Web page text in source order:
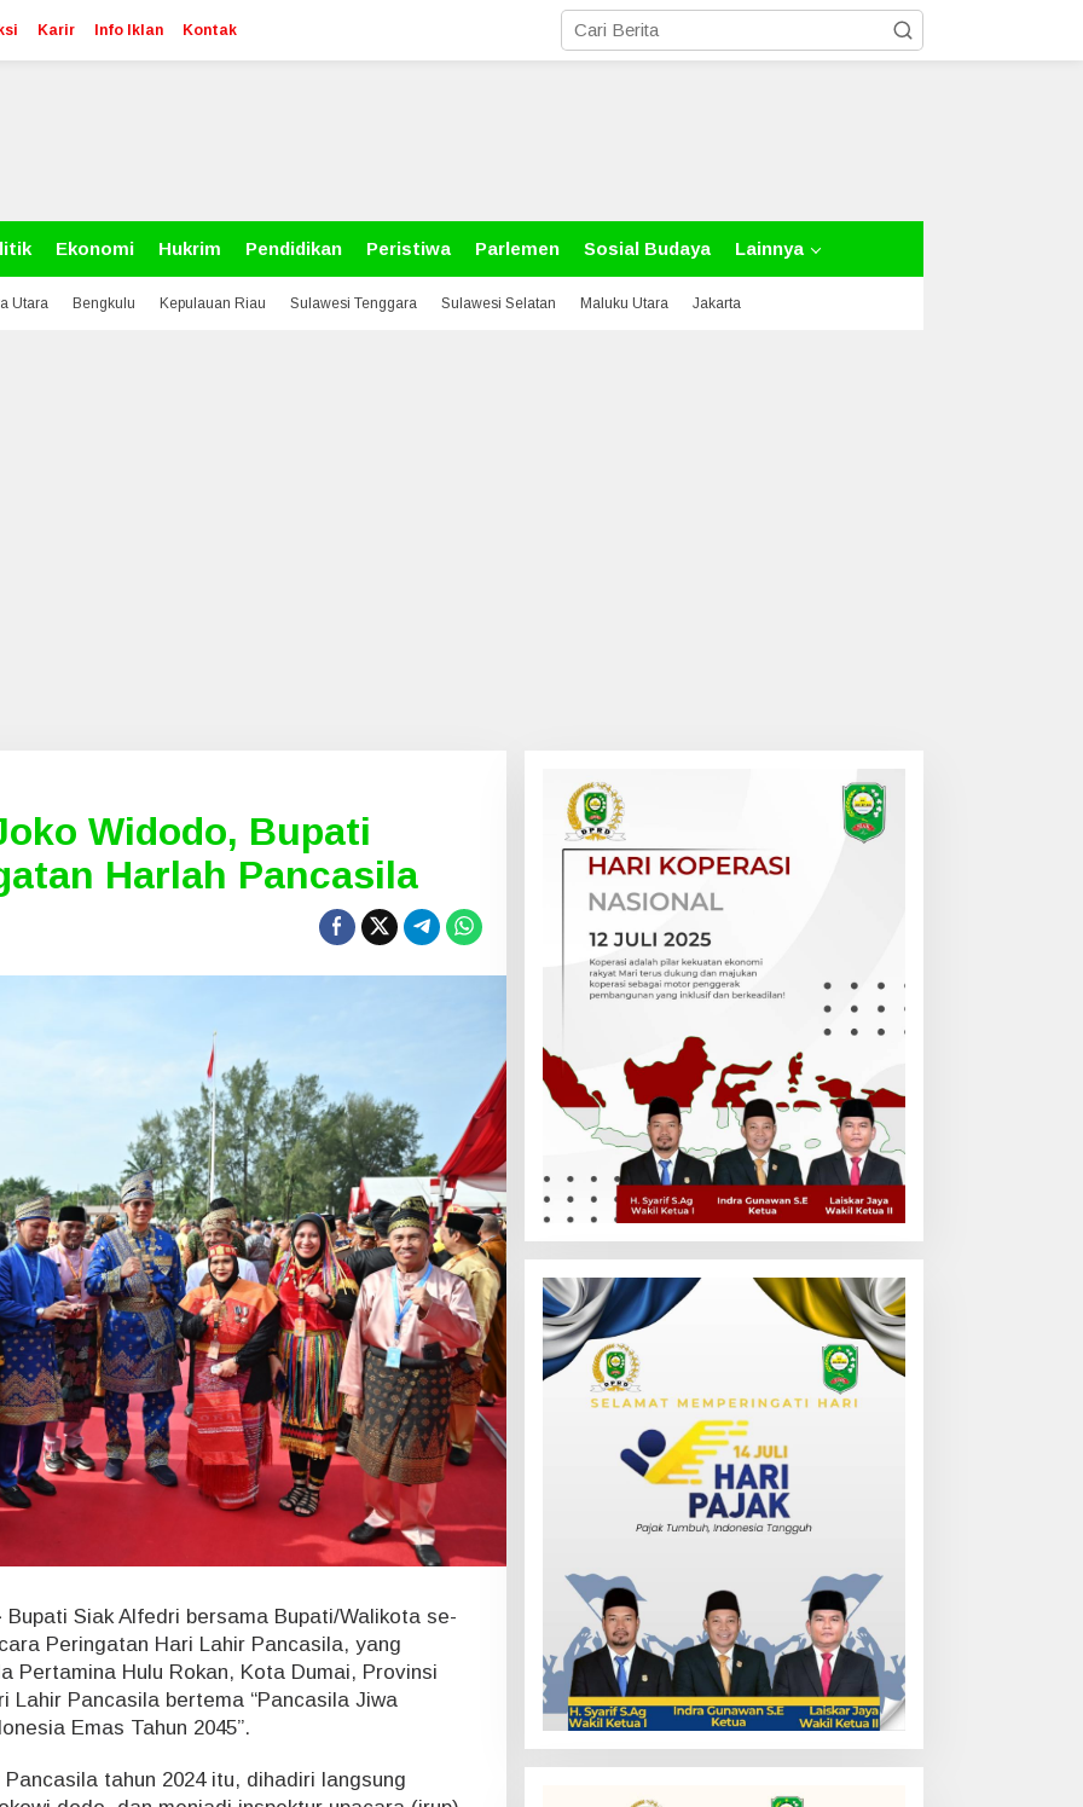
Karir Info Iklan Kontak
Ekonomi Hukrim Pendidikan Peristiwa Parlemen Sosial Budaya Lainnya
Utara Bengkulu Kepulauan Riau Sulawesi Tenggara Sulawesi Selatan Maluku Utara Jakarta
Widodo, Bupati
Harlah Pancasila
Bupati Siak Alfedri bersama Bupati/Walikota se-
Peringatan Hari Lahir Pancasila, yang
Pertamina Hulu Rokan, Kota Dumai, Provinsi
Lahir Pancasila bertema “Pancasila Jiwa
Emas Tahun 2045”.
tahun 2024 itu, dihadiri langsung